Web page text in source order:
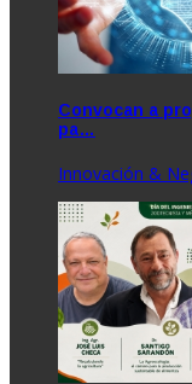
Convocan a
pa…
Innovación &